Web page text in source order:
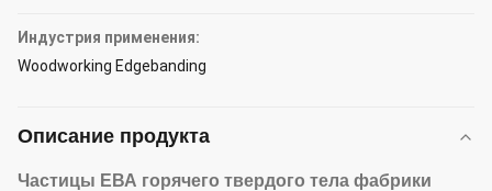
Индустрия применения:
Woodworking Edgebanding
Описание продукта
Частицы ЕВА горячего твердого тела фабрики